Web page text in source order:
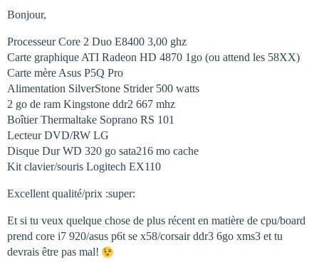
Bonjour,
Processeur Core 2 Duo E8400 3,00 ghz
Carte graphique ATI Radeon HD 4870 1go (ou attend les 58XX)
Carte mère Asus P5Q Pro
Alimentation SilverStone Strider 500 watts
2 go de ram Kingstone ddr2 667 mhz
Boîtier Thermaltake Soprano RS 101
Lecteur DVD/RW LG
Disque Dur WD 320 go sata216 mo cache
Kit clavier/souris Logitech EX110
Excellent qualité/prix :super:
Et si tu veux quelque chose de plus récent en matière de cpu/board
prend core i7 920/asus p6t se x58/corsair ddr3 6go xms3 et tu
devrais être pas mal!